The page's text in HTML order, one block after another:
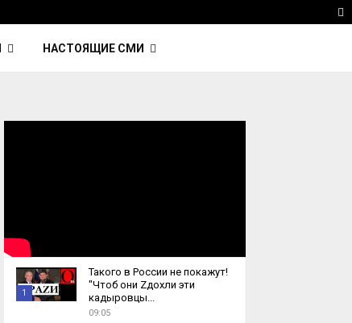
Reuters: Китай продал
НАСТОЯЩИЕ СМИ
1
Такого в России не покажут!
"Чтоб они Zдохли эти
кадыровцы...
09:05